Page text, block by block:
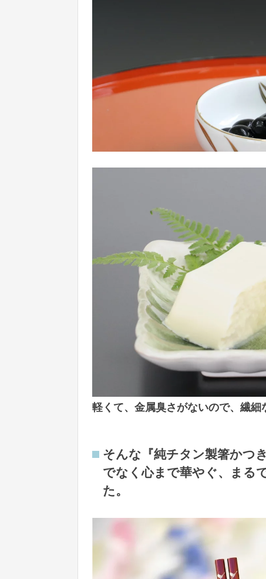
軽くて、金属臭さがないので、繊細
そんな『純チタン製箸かつ
でなく心まで華やぐ、まる
た。